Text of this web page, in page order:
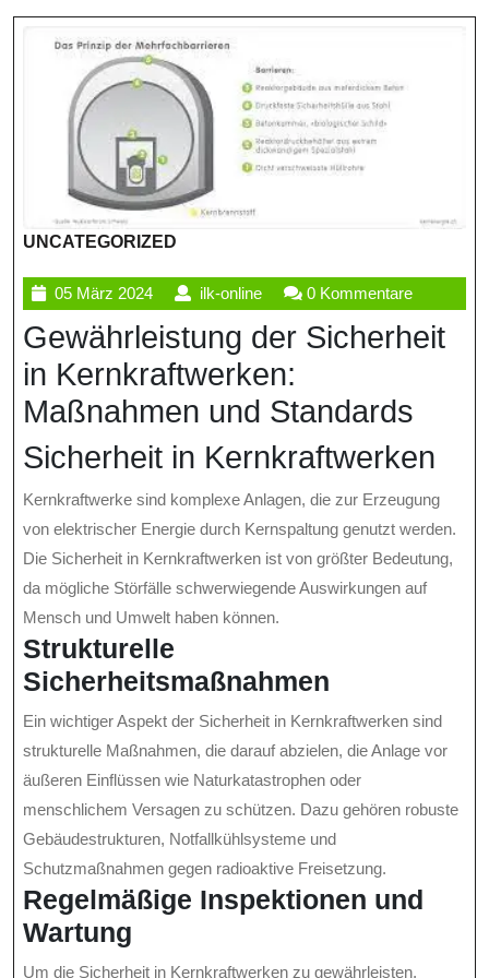
UNCATEGORIZED
05 März 202405
März
2024
ilk-onlineilk-
online
0 Kommentare
Gewährleistung der Sicherheit
in Kernkraftwerken:
Maßnahmen und Standards
Sicherheit in Kernkraftwerken
Kernkraftwerke sind komplexe Anlagen, die zur Erzeugung
von elektrischer Energie durch Kernspaltung genutzt werden.
Die Sicherheit in Kernkraftwerken ist von größter Bedeutung,
da mögliche Störfälle schwerwiegende Auswirkungen auf
Mensch und Umwelt haben können.
Strukturelle
Sicherheitsmaßnahmen
Ein wichtiger Aspekt der Sicherheit in Kernkraftwerken sind
strukturelle Maßnahmen, die darauf abzielen, die Anlage vor
äußeren Einflüssen wie Naturkatastrophen oder
menschlichem Versagen zu schützen. Dazu gehören robuste
Gebäudestrukturen, Notfallkühlsysteme und
Schutzmaßnahmen gegen radioaktive Freisetzung.
Regelmäßige Inspektionen und
Wartung
Um die Sicherheit in Kernkraftwerken zu gewährleisten,